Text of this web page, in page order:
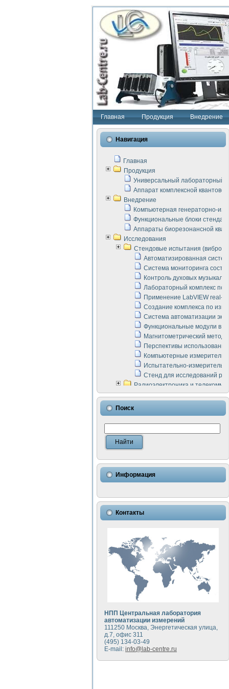
Главная Продукция Внедрение
Навигация
Главная
Продукция
Универсальный лабораторный
Аппарат комплексной
Внедрение
Компьютерная генераторно-
Функциональные блоки стенда
Аппараты биорезонансной
Исследования
Стендовые испытания
Автоматизированная
Система мониторинга
Контроль духовых
Лабораторный комплекс по
Применение LabVIEW real-
Создание комплекса по
Система автоматизации
Функциональные модули в
Магнитометрический метод
Перспективы
Компьютерные
Испытательно-
Стенд для исследований
Радиоэлектроника и
LabVIEW в расчетах
Аппаратно-программный
Виртуальный лабораторный
Измерение шумовых
Измерительный
Инструменты для
Инструменты для
Использование NI LabVIEW
Исследовние возможности
Математическое
Моделирование и
Применение
Симуляция отклика
Автоматизация
Блок гальванической
Разработка
Применение среды
Портативная система для
Использование LabVIEW
Устройство для снятия
Передовые научные
Автоматизированная
Автоматизированный
Визуализация
Виртуальный прибор для
Исследование возможности
Исследование кинетики
Комплекс
Недорогая система
Применение технологий NI
Поиск
Информация
Контакты
НПП Центральная лаборатория
автоматизации измерений
111250 Москва, Энергетическая улица,
д.7, офис 311
(495) 134-03-49
E-mail: info@lab-centre.ru